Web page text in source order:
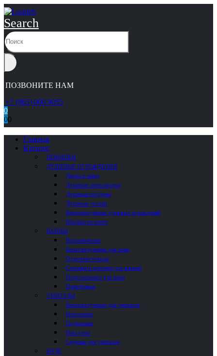
Search
ПОЗВОНИТЕ НАМ
+7 (965) 000 9055
0
00
Главная
Каталог
НОВИНКИ
ДУШЕВЫЕ ОГРАЖДЕНИЯ
Двери в нишу
Душевые перегородки
Душевые поддоны
Душевые уголки
Комплектующие душевых ограждений
Шторки на ванну
ВАННЫ
Встраиваемые
Комплектующие для ванн
Отдельностоящие
Столики и полочки для ванной
Подголовники для ванн
Пристенные
УНИТАЗЫ
Комплектующие для унитазов
Напольные
Подвесные
Писсуары
Сиденья для унитазов
БИДЕ